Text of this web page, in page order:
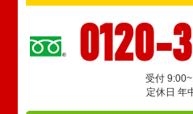
0120-
受付
定休日 年